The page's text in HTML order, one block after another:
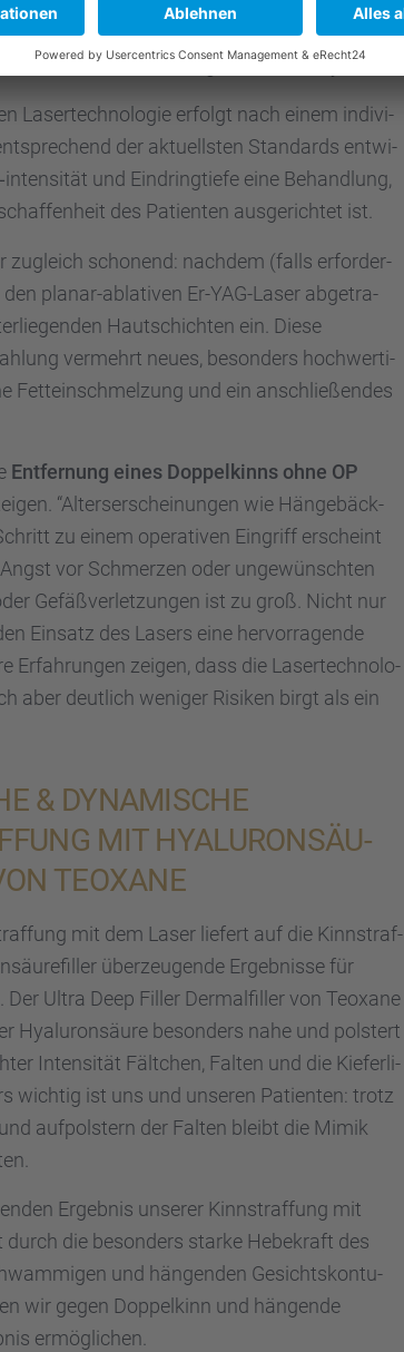
Patien­ten das indivi­du­ell bestmög­li­che
und Neben­wir­kun­gen”, so Dr. Meyer.
Laser­tech­no­lo­gie erfolgt nach einem indivi­
der aktuells­ten Standards entwi­
und Eindring­tiefe eine Behand­lung,
des Patien­ten ausge­rich­tet ist.
zugleich schonend: nachdem (falls erfor­der­
planar-ablati­ven Er-YAG-Laser abgetra­
Hautschich­ten ein. Diese
vermehrt neues, beson­ders hochwer­ti­
Fettein­schmel­zung und ein anschlie­ßen­des
Entfer­nung eines Doppel­kinns ohne OP
“Alters­er­schei­nun­gen wie Hänge­bäck­
zu einem opera­ti­ven Eingriff erscheint
vor Schmer­zen oder ungewünsch­ten
Gefäß­ver­let­zun­gen ist zu groß. Nicht nur
Einsatz des Lasers eine hervor­ra­gende
Erfah­run­gen zeigen, dass die Laser­tech­no­lo­
aber deutlich weniger Risiken birgt als ein
& DYNAMI­SCHE
MIT HYALU­RON­SÄU­
TEOXANE
mit dem Laser liefert auf die Kinnstraf­
überzeu­gende Ergeb­nisse für
Der Ultra Deep Filler Dermal­fil­ler von Teoxane
Hyalu­ron­säure beson­ders nahe und polstert
Inten­si­tät Fältchen, Falten und die Kiefer­li­
wichtig ist uns und unseren Patien­ten: trotz
aufpols­tern der Falten bleibt die Mimik
Ergeb­nis unserer Kinnstraf­fung mit
durch die beson­ders starke Hebekraft des
und hängen­den Gesichts­kon­tu­
wir gegen Doppel­kinn und hängende
ermög­li­chen.